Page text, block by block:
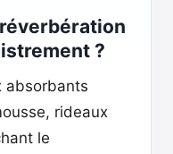
?
absorbants
rideaux
le